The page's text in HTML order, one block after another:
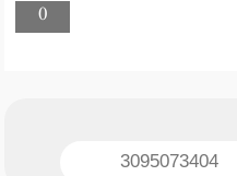
0
3095073404